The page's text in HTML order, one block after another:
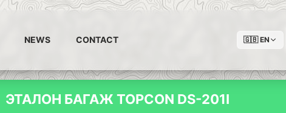
NEWS CONTACT 🇬🇧 EN
ЭТАЛОН БАГАЖ TOPCON DS-201I